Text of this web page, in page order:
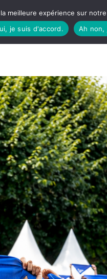
STUDIO FÊTES BASQUES
meilleure expérience sur
je suis d'accord.
Ah non,